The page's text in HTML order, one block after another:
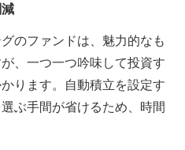
のファンドは、魅力的なも
、一つ一つ吟味して投資す
ります。自動積立を設定す
ぶ手間が省けるため、時間